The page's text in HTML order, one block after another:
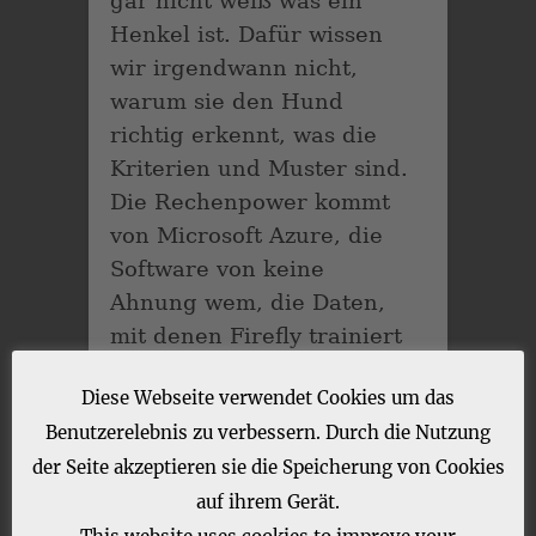
Henkel ist. Dafür wissen
wir irgendwann nicht,
warum sie den Hund
richtig erkennt, was die
Kriterien und Muster sind.
Die Rechenpower kommt
von Microsoft Azure, die
Software von keine
Ahnung wem, die Daten,
mit denen Firefly trainiert
seinem eigenen Stock, aus
dem Bereich Public
Domain und garniert es
mit Bildern, deren
Diese Webseite verwendet Cookies um das
Benutzerelebnis zu verbessern. Durch die Nutzung
der Seite akzeptieren sie die Speicherung von Cookies
auf ihrem Gerät.